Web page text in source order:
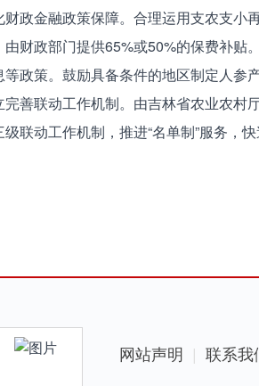
财政金融政策保障。合理运用支农支小
由财政部门提供65%或50%的保费补贴
政策。鼓励具备条件的地区制定人参
完善联动工作机制。由吉林省农业农村
联动工作机制，推进“名单制”服务，
网站声明 联系我